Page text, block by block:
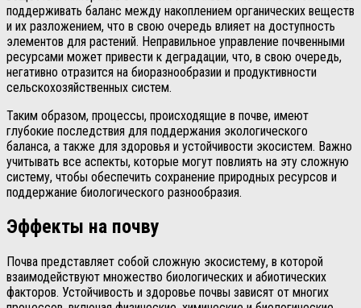
поддерживать баланс между накоплением органических веществ
и их разложением, что в свою очередь влияет на доступность
элементов для растений. Неправильное управление почвенными
ресурсами может привести к деградации, что, в свою очередь,
негативно отразится на биоразнообразии и продуктивности
сельскохозяйственных систем.
Таким образом, процессы, происходящие в почве, имеют
глубокие последствия для поддержания экологического
баланса, а также для здоровья и устойчивости экосистем. Важно
учитывать все аспекты, которые могут повлиять на эту сложную
систему, чтобы обеспечить сохранение природных ресурсов и
поддержание биологического разнообразия.
Эффекты на почву
Почва представляет собой сложную экосистему, в которой
взаимодействуют множество биологических и абиотических
факторов. Устойчивость и здоровье почвы зависят от многих